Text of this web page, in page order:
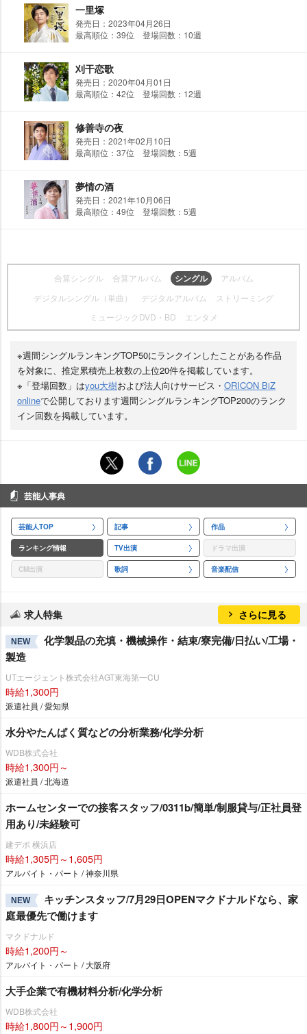
一里塚
発売日：2023年04月26日
最高順位：39位 登場回数：10週
刈干恋歌
発売日：2020年04月01日
最高順位：42位 登場回数：12週
修善寺の夜
発売日：2021年02月10日
最高順位：37位 登場回数：5週
夢情の酒
発売日：2021年10月06日
最高順位：49位 登場回数：5週
合算シングル 合算アルバム シングル
アルバム
デジタルシングル（単曲）
デジタルアルバム
ストリーミング
ミュージックDVD・BD
エンタメ
※週間シングルランキングTOP50にランクインしたことがある作品
を対象に、推定累積売上枚数の上位20件を掲載しています。
※「登場回数」はyou大樹および法人向けサービス・ ORICON BiZ
onlineで公開しております週間シングルランキングTOP200のランク
イン回数を掲載しています。
芸能人事典
芸能人TOP 記事 作品
ランキング情報 TV出演 ドラマ出演
CM出演 歌詞 音楽配信
求人特集 さらに見る
NEW
化学製品の充填・機械操作・結束/寮完備/日払い/工場・
製造
UTエージェント株式会社AGT東海第一CU
時給1,300円
派遣社員 / 愛知県
水分やたんぱく質などの分析業務/化学分析
WDB株式会社
時給1,300円～
派遣社員 / 北海道
ホームセンターでの接客スタッフ/0311b/簡単/制服貸与/正社員登
用あり/未経験可
建デポ 横浜店
時給1,305円～1,605円
アルバイト・パート / 神奈川県
NEW
キッチンスタッフ/7月29日OPENマクドナルドなら、家
庭最優先で働けます
マクドナルド
時給1,200円～
アルバイト・パート / 大阪府
大手企業で有機材料分析/化学分析
WDB株式会社
時給1,800円～1,900円